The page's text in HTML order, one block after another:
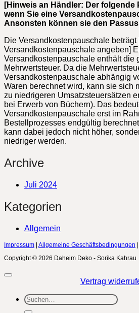
[Hinweis an Händler: Der
wenn Sie eine
Ansonsten können sie den
Die Versandkostenpauschale beträgt
Versandkostenpauschale angeben]
Versandkostenpauschale enthält die
Mehrwertsteuer. Da die
Versandkostenpauschale abhängig
Waren berechnet wird, kann sie sich
zu niedrigeren Umsatzsteuersätzen
bei Erwerb von Büchern). Das
Versandkostenpauschale erst im
Bestellprozesses endgültig
kann dabei jedoch nicht höher,
niedriger werden.
Archive
Juli 2024
Kategorien
Allgemein
Impressum | Allgemeine Geschäftsbedingungen |
Copyright © 2026 Daheim Deko - Sorika Kahrau
Vertrag
Suchen
nach: